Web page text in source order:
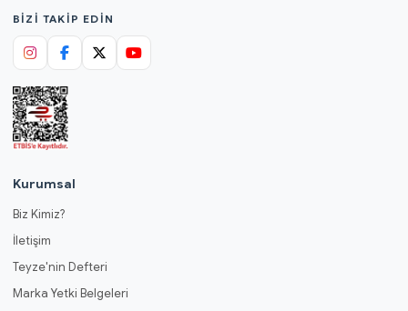
BIZI TAKIP EDIN
Kurumsal
Biz Kimiz?
İletişim
Teyze'nin Defteri
Marka Yetki Belgeleri